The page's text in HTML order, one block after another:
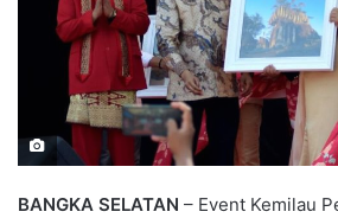
BANGKA SELATAN – Event Kemilau